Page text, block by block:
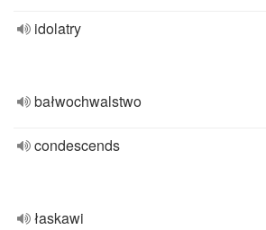
idolatry
bałwochwalstwo
condescends
łaskawi